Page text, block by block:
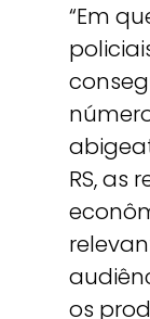
“Em
RS, as
os